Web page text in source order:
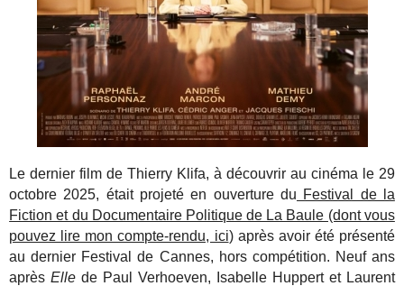
Le dernier film de Thierry Klifa, à découvrir au cinéma le 29
octobre 2025, était projeté en ouverture du Festival de la
Fiction et du Documentaire Politique de La Baule (dont vous
pouvez lire mon compte-rendu, ici) après avoir été présenté
au dernier Festival de Cannes, hors compétition. Neuf ans
aprèsElle de Paul Verhoeven, Isabelle Huppert et Laurent